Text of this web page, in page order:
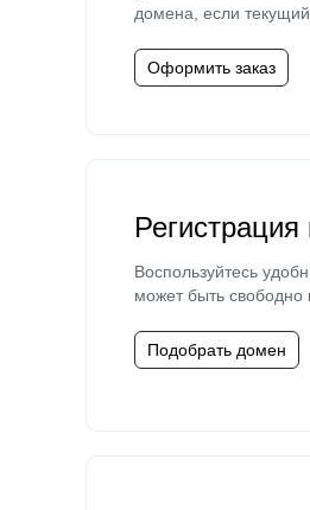
домена, если
Оформить заказ
Воспользуйтесь
может быть свободно
Подобрать домен